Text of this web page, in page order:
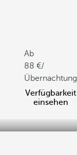
Ab
88
/
Übernachtung
Verfügbarkeit
einsehen